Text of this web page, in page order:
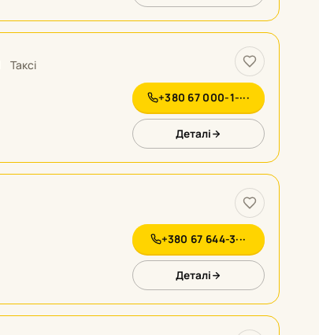
Таксі
+380 67 000-1-···
Деталі
+380 67 644-3···
Деталі